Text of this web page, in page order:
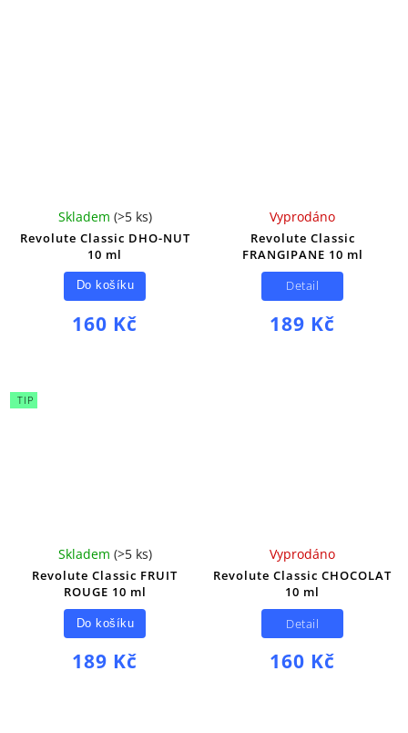
Revolute Classic DHO-NUT
10 ml
Skladem (>5 ks)
160 Kč
Do košíku
Revolute Classic
FRANGIPANE 10 ml
Vyprodáno
189 Kč
Detail
TIP
Revolute Classic FRUIT
ROUGE 10 ml
Skladem (>5 ks)
189 Kč
Do košíku
Revolute Classic CHOCOLAT
10 ml
Vyprodáno
160 Kč
Detail